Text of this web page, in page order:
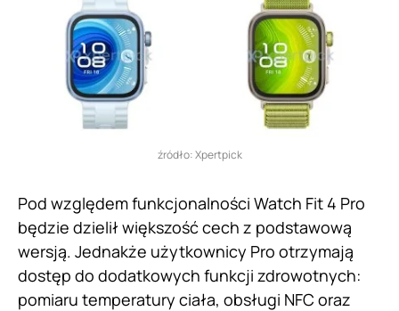
źródło: Xpertpick
Pod względem funkcjonalności Watch Fit 4 Pro
będzie dzielił większość cech z podstawową
wersją. Jednakże użytkownicy Pro otrzymają
dostęp do dodatkowych funkcji zdrowotnych:
pomiaru temperatury ciała, obsługi NFC oraz